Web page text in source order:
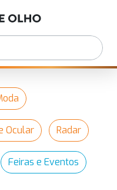
Ocular Radar
Feiras e Eventos